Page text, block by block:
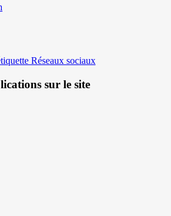
Réseaux sociaux
sur le site